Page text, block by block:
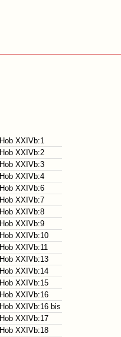
Hob XXIVb:1
Hob XXIVb:2
Hob XXIVb:3
Hob XXIVb:4
Hob XXIVb:6
Hob XXIVb:7
Hob XXIVb:8
Hob XXIVb:9
Hob XXIVb:10
Hob XXIVb:11
Hob XXIVb:13
Hob XXIVb:14
Hob XXIVb:15
Hob XXIVb:16
Hob XXIVb:16 bis
Hob XXIVb:17
Hob XXIVb:18